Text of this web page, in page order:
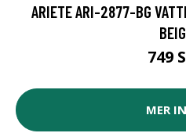
ARIETE ARI-2877-BG
749
MER